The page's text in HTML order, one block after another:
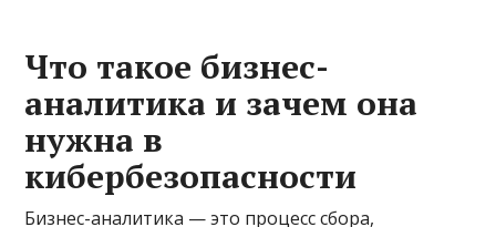
Что такое бизнес-
аналитика и зачем она
нужна в
кибербезопасности
Бизнес-аналитика — это процесс сбора,